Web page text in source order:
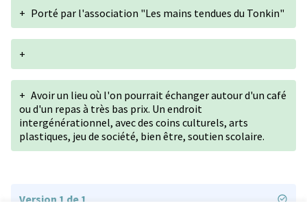
+ Porté par l'association "Les mains tendues du Tonkin"
+
+ Avoir un lieu où l'on pourrait échanger autour d'un café
ou d'un repas à très bas prix. Un endroit
intergénérationnel, avec des coins culturels, arts
plastiques, jeu de société, bien être, soutien scolaire.
Version 1 de 1